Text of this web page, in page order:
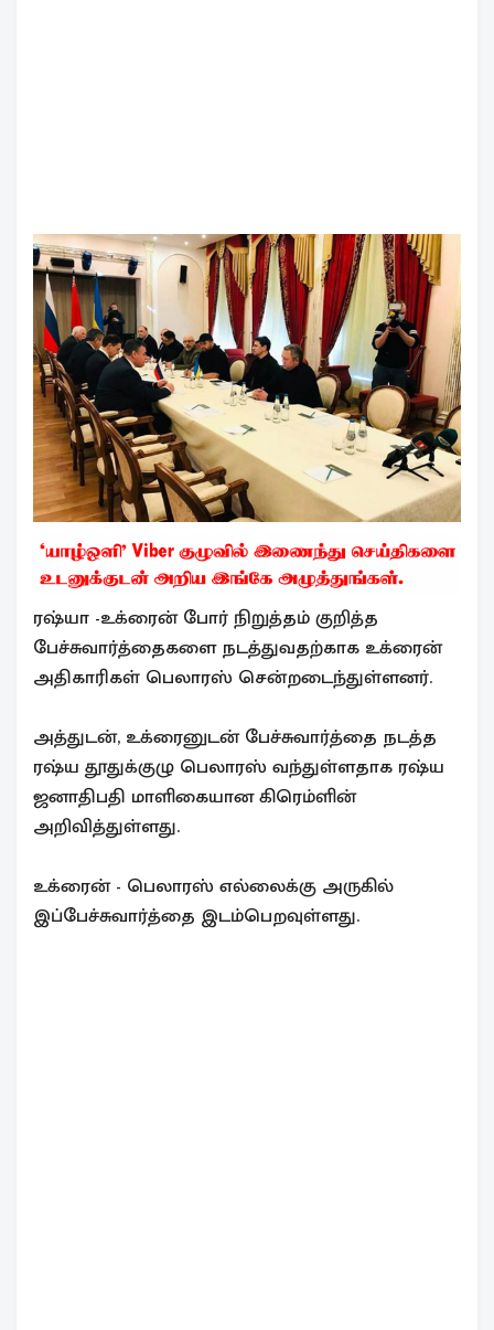
ரஷ்யா -உக்ரைன் போர் நிறுத்தம் குறித்த
பேச்சுவார்த்தைகளை நடத்துவதற்காக உக்ரைன்
அதிகாரிகள் பெலாரஸ் சென்றடைந்துள்ளனர்.
அத்துடன், உக்ரைனுடன் பேச்சுவார்த்தை நடத்த
ரஷ்ய தூதுக்குழு பெலாரஸ் வந்துள்ளதாக ரஷ்ய
ஜனாதிபதி மாளிகையான கிரெம்ளின்
அறிவித்துள்ளது.
உக்ரைன் - பெலாரஸ் எல்லைக்கு அருகில்
இப்பேச்சுவார்த்தை இடம்பெறவுள்ளது.